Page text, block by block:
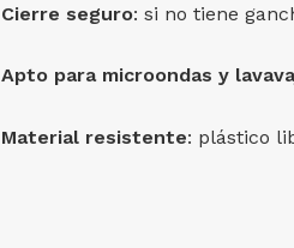
Cierre seguro: si no tiene
Apto para microondas y
Material resistente: plástico